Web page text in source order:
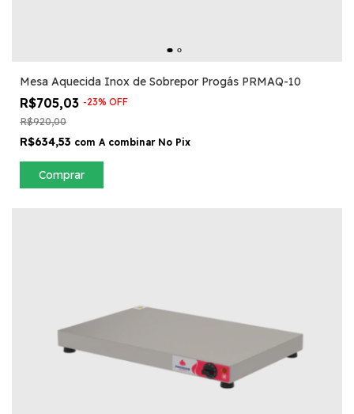
Mesa Aquecida Inox de Sobrepor Progás PRMAQ-10
R$705,03 -23% OFF
R$920,00
R$634,53 com A combinar No Pix
Comprar